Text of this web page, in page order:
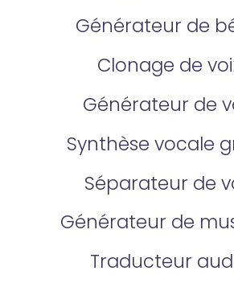
Générateur de
Clonage de
Générateur de
Synthèse vocale
Séparateur de
Générateur de
Traducteur